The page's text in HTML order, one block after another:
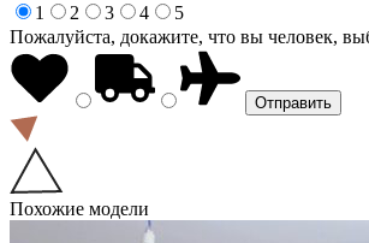
1
2 3 4
5
Пожалуйста, докажите, что вы человек,
Похожие модели